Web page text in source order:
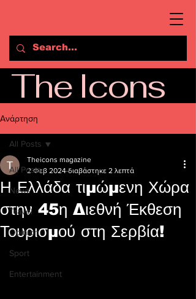
The Icons
Ανάρτηση
All Posts
News
Travel
Opinion
Sport
Entertainment
All Posts
Η Ελλάδα τιμώμενη Χώρα
στην 45η Διεθνή Έκθεση
Τουρισμού στη Σερβία!
Theicons magazine
2 Φεβ 2024 διαβάστηκε 2 λεπτά